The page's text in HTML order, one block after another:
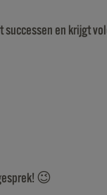
en krijgt
😉